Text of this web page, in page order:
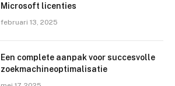
Microsoft licenties
februari 13, 2025
Een complete aanpak voor succesvolle
zoekmachineoptimalisatie